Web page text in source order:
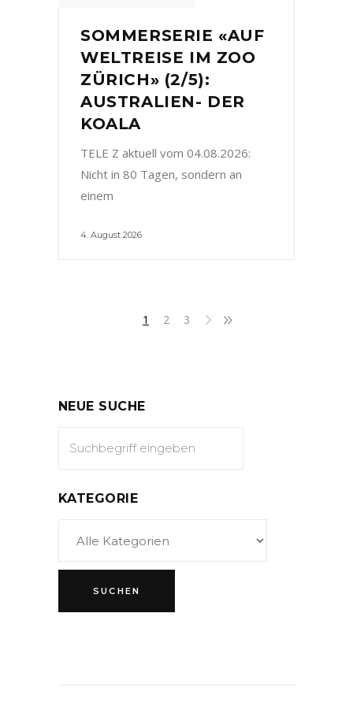
SOMMERSERIE «AUF
WELTREISE IM ZOO
ZÜRICH» (2/5):
AUSTRALIEN- DER
KOALA
TELE Z aktuell vom 04.08.2026:
Nicht in 80 Tagen, sondern an
einem
4. August 2026
1 2 3
NEUE SUCHE
KATEGORIE